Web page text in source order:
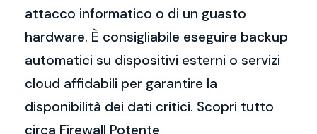
attacco informatico o di un guasto
hardware. È consigliabile eseguire backup
automatici su dispositivi esterni o servizi
cloud affidabili per garantire la
disponibilità dei dati critici. Scopri tutto
circa Firewall Potente